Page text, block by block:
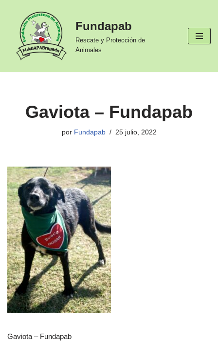
contenido
Fundapab
Rescate y Protección de
Animales
Gaviota – Fundapab
por Fundapab 25 julio, 2022
Gaviota – Fundapab